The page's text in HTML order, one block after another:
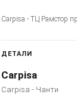
Carpisa - ТЦ Рамстор
ДЕТАЛИ
Carpisa
Carpisa - Чанти